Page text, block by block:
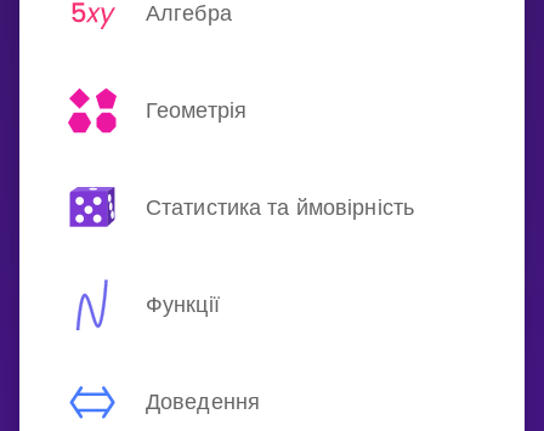
Алгебра
Геометрія
Статистика та ймовірність
Функції
Доведення